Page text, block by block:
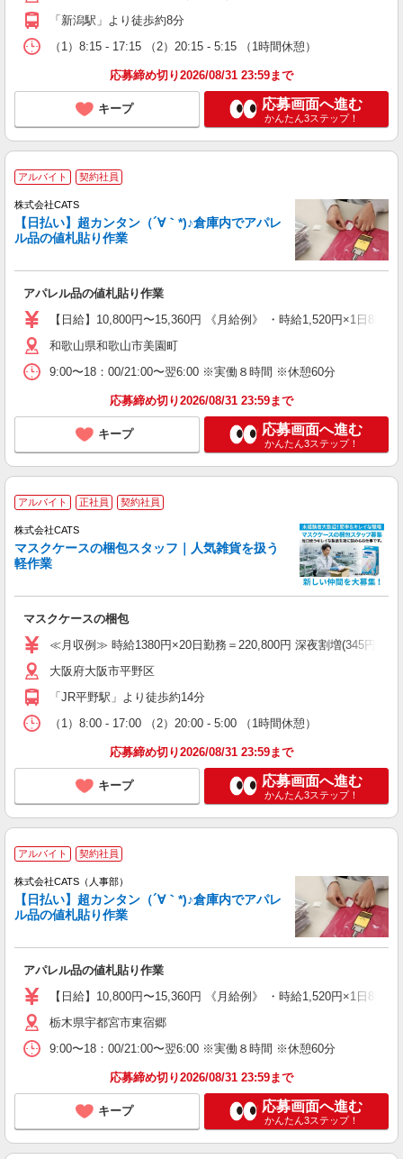
「新潟駅」より徒歩約8分
（1）8:15 - 17:15 （2）20:15 - 5:15 （1時間休憩）
応募締め切り2026/08/31 23:59まで
キープ 応募画面へ進む
かんたん3ステップ！
アルバイト 契約社員
株式会社CATS
【日払い】超カンタン（´∀｀*)♪倉庫内でアパレ
ル品の値札貼り作業
アパレル品の値札貼り作業
【日給】10,800円〜15,360円 《月給例》 ・時給1,520円×1日8h×
和歌山県和歌山市美園町
9:00〜18：00/21:00〜翌6:00 ※実働８時間 ※休憩60分
応募締め切り2026/08/31 23:59まで
キープ 応募画面へ進む
かんたん3ステップ！
アルバイト 正社員 契約社員
株式会社CATS
マスクケースの梱包スタッフ｜人気雑貨を扱う
軽作業
マスクケースの梱包
≪月収例≫ 時給1380円×20日勤務＝220,800円 深夜割増(345円
大阪府大阪市平野区
「JR平野駅」より徒歩約14分
（1）8:00 - 17:00 （2）20:00 - 5:00 （1時間休憩）
応募締め切り2026/08/31 23:59まで
キープ 応募画面へ進む
かんたん3ステップ！
アルバイト 契約社員
株式会社CATS（人事部）
【日払い】超カンタン（´∀｀*)♪倉庫内でアパレ
ル品の値札貼り作業
アパレル品の値札貼り作業
【日給】10,800円〜15,360円 《月給例》 ・時給1,520円×1日8h×
栃木県宇都宮市東宿郷
9:00〜18：00/21:00〜翌6:00 ※実働８時間 ※休憩60分
応募締め切り2026/08/31 23:59まで
キープ 応募画面へ進む
かんたん3ステップ！